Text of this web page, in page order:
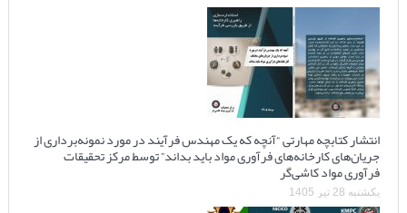
انتشار کتابچه مهارتی “آنچه که یک مهندس فرآیند در مورد نمونه‌برداری از
جریان‌های کارخانه‌های فرآوری مواد باید بداند” توسط مرکز تحقیقات
فرآوری مواد کاشی‌گر
یکشنبه 28 تیر 1405